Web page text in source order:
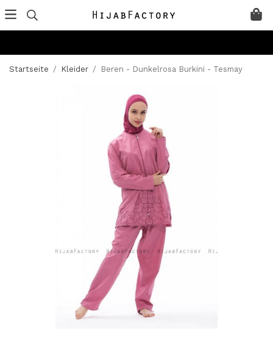
Startseite / Kleider / Beren - Dunkelrosa Burkini - Tesmay